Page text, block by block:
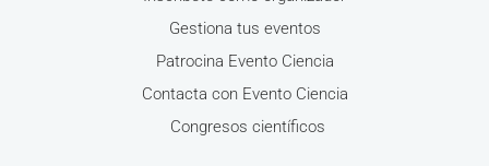
Gestiona tus eventos
Patrocina Evento Ciencia
Contacta con Evento Ciencia
Congresos científicos